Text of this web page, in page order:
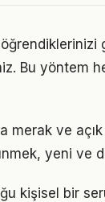
Bu yöntem
merak ve
yeni ve
kişisel bir